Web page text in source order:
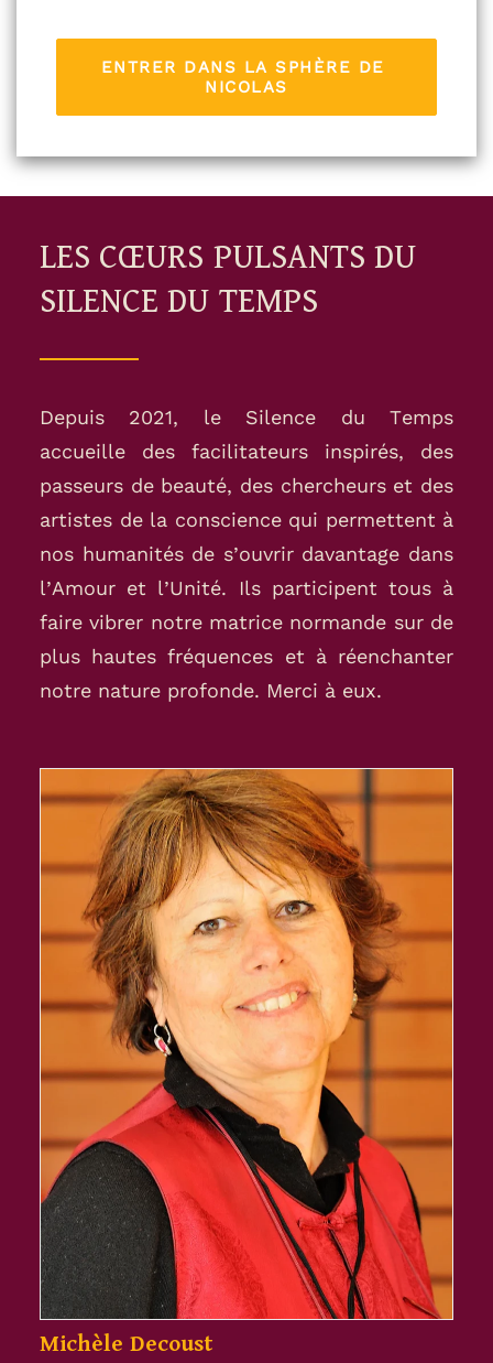
ENTRER DANS LA SPHÈRE DE
NICOLAS
LES CŒURS PULSANTS DU
SILENCE DU TEMPS
Depuis 2021, le Silence du Temps
accueille des facilitateurs inspirés, des
passeurs de beauté, des chercheurs et des
artistes de la conscience qui permettent à
nos humanités de s’ouvrir davantage dans
l’Amour et l’Unité. Ils participent tous à
faire vibrer notre matrice normande sur de
plus hautes fréquences et à réenchanter
notre nature profonde. Merci à eux.
Lorenza Garcia